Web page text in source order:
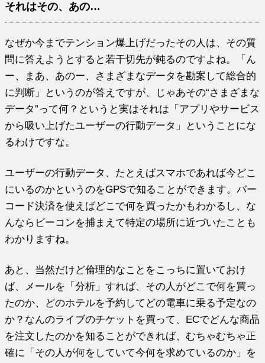
それはその、あの…
なぜか今までテンション爆上げだったその人は、その質
問に答えようとすると若干切先が鈍るのですよね。「ん
ー、まあ、あのー、さまざまなデータを勘案して総合的
に判断」というのが答えですが、じゃあその“さまざまな
データ”って何？というと実はそれは「アプリやサービス
から吸い上げたユーザーの行動データ」ということにな
るわけですな。
ユーザーの行動データ、たとえばスマホであれば今どこ
にいるのかというのをGPSで知ることができます。バー
コード決済を使えばどこで何を買ったかもわかるし、な
んならビーコンを捕まえて特定の場所に近づいたことも
わかりますね。
あと、当然だけど倫理的なことをこっちに置いておけ
ば、メールを「分析」すれば、その人がどこで何を買っ
たのか、どのホテルを予約してどの電車に乗る予定なの
か？なんのライブのチケットを買って、ECでどんな商品
を注文したのかを知ることができれば、むちゃむちゃ正
確に「その人が何をしていて今何を求めているのか」を